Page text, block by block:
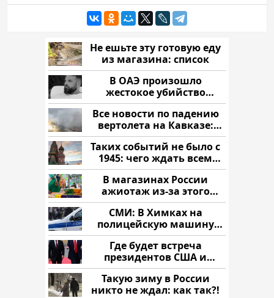
Не ешьте эту готовую еду
из магазина: список
В ОАЭ произошло
жестокое убийство
криптомиллионера
Все новости по падению
вертолета на Кавказе:
читать здесь
Таких событий не было с
1945: чего ждать всем
нам?
В магазинах России
ажиотаж из-за этого
продукта: что купить?
СМИ: В Химках на
полицейскую машину
напали и подожгли.
Где будет встреча
президентов США и
России: Европа?
Такую зиму в России
никто не ждал: как так?!